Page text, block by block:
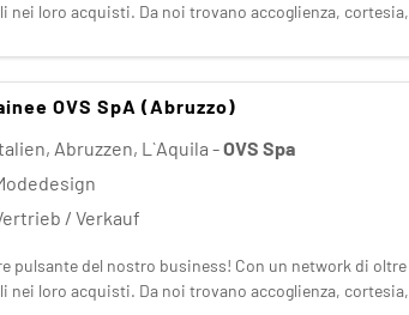
loro acquisti. Da noi trovano accoglienza,
soddisfare
OVS SpA (Abruzzo)
, Abruzzen, L`Aquila -OVS Spa
/ Verkauf
pulsante del nostro business! Con un network di
loro acquisti. Da noi trovano accoglienza,